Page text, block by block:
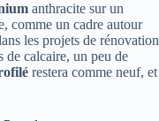
anthracite sur un
comme un cadre autour
les projets de rénovation
de calcaire, un peu de
restera comme neuf, et